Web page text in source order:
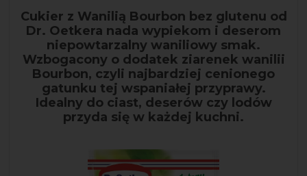
Cukier z Wanilią Bourbon bez glutenu od
Dr. Oetkera nada wypiekom i deserom
niepowtarzalny waniliowy smak.
Wzbogacony o dodatek ziarenek wanilii
Bourbon, czyli najbardziej cenionego
gatunku tej wspaniałej przyprawy.
Idealny do ciast, deserów czy lodów
przyda się w każdej kuchni.